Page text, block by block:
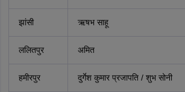
झांसी ऋषभ साहू
ललितपुर अमित
हमीरपुर दुर्गेश कुमार प्रजापति / शुभ सोनी